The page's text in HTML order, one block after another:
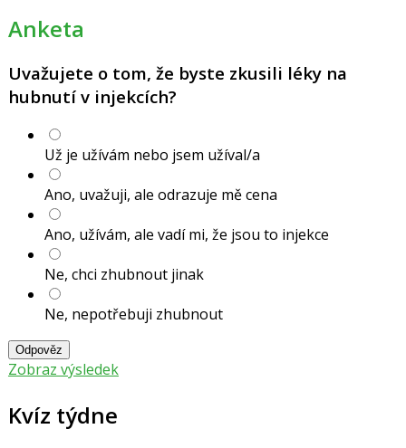
Anketa
Uvažujete o tom, že byste zkusili léky na
hubnutí v injekcích?
Už je užívám nebo jsem užíval/a
Ano, uvažuji, ale odrazuje mě cena
Ano, užívám, ale vadí mi, že jsou to injekce
Ne, chci zhubnout jinak
Ne, nepotřebuji zhubnout
Odpověz
Zobraz výsledek
Kvíz týdne